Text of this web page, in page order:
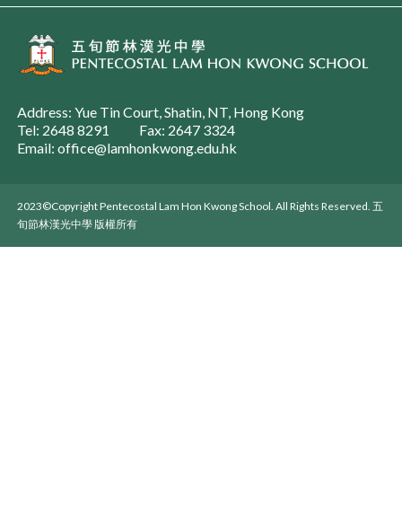
Address: Yue Tin Court, Shatin, NT, Hong Kong
Tel: 2648 8291
Fax: 2647 3324
Email: office@lamhonkwong.edu.hk
2023©Copyright Pentecostal Lam Hon Kwong School. All Rights Reserved. 五
旬節林漢光中學 版權所有